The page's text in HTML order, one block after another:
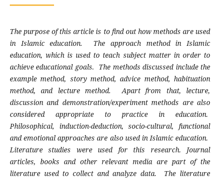
The purpose of this article is to find out how methods are used
in Islamic education. The approach method in Islamic
education, which is used to teach subject matter in order to
achieve educational goals. The methods discussed include the
example method, story method, advice method, habituation
method, and lecture method. Apart from that, lecture,
discussion and demonstration/experiment methods are also
considered appropriate to practice in education.
Philosophical, induction-deduction, socio-cultural, functional
and emotional approaches are also used in Islamic education.
Literature studies were used for this research. Journal
articles, books and other relevant media are part of the
literature used to collect and analyze data. The literature